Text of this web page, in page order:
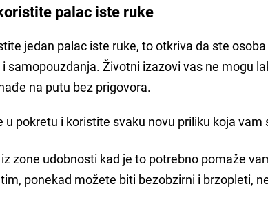
palac iste ruke
jedan palac iste ruke, to otkriva da ste
samopouzdanja. Životni izazovi vas ne mogu
na putu bez prigovora.
pokretu i koristite svaku novu priliku koja vam
zone udobnosti kad je to potrebno pomaže
ponekad možete biti bezobzirni i brzopleti,